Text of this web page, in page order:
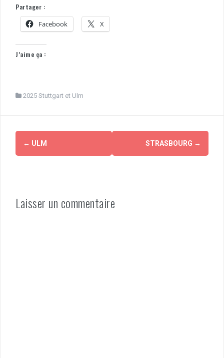
Partager :
Facebook X
J’aime ça :
2025 Stuttgart et Ulm
Navigation
d'article
← ULM STRASBOURG →
Laisser un commentaire